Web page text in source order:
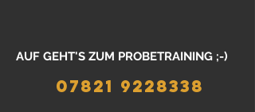
AUF GEHT'S ZUM PROBETRAINING ;-)
07821 9228338